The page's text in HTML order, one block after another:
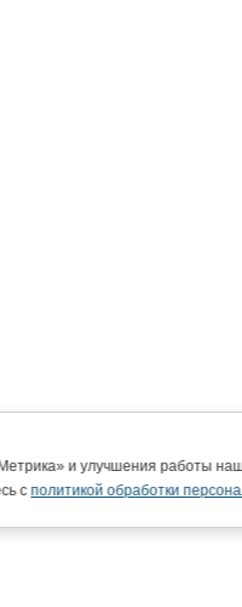
и улучшения работы
сполитикой обработки